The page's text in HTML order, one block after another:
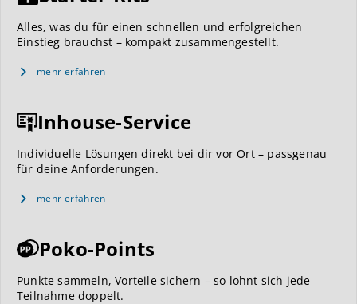
Alles, was du für einen schnellen und erfolgreichen
Einstieg brauchst – kompakt zusammengestellt.
mehr erfahren
Inhouse-Service
Individuelle Lösungen direkt bei dir vor Ort – passgenau
für deine Anforderungen.
mehr erfahren
Poko-Points
Punkte sammeln, Vorteile sichern – so lohnt sich jede
Teilnahme doppelt.